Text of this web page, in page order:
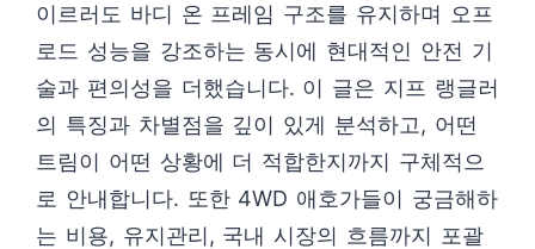
이르러도 바디 온 프레임 구조를 유지하며 오프
로드 성능을 강조하는 동시에 현대적인 안전 기
술과 편의성을 더했습니다. 이 글은 지프 랭글러
의 특징과 차별점을 깊이 있게 분석하고, 어떤
트림이 어떤 상황에 더 적합한지까지 구체적으
로 안내합니다. 또한 4WD 애호가들이 궁금해하
는 비용, 유지관리, 국내 시장의 흐름까지 포괄